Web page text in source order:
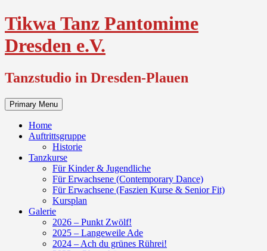
Skip
to
content
Tikwa Tanz Pantomime
Dresden e.V.
Tanzstudio in Dresden-Plauen
Primary Menu
Home
Auftrittsgruppe
Historie
Tanzkurse
Für Kinder & Jugendliche
Für Erwachsene (Contemporary Dance)
Für Erwachsene (Faszien Kurse & Senior Fit)
Kursplan
Galerie
2026 – Punkt Zwölf!
2025 – Langeweile Ade
2024 – Ach du grünes Rührei!